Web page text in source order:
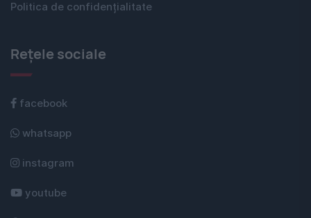
Politica de confidențialitate
Rețele sociale
facebook
whatsapp
instagram
youtube